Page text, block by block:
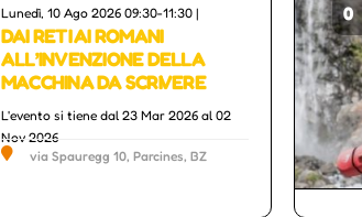
Lunedì, 10 Ago 2026 09:30-11:30 |
DAI RETI AI ROMANI
ALL’INVENZIONE DELLA
MACCHINA DA SCRIVERE
L'evento si tiene dal 23 Mar 2026 al 02
Nov 2026
via Spauregg 10, Parcines, BZ
0
Others